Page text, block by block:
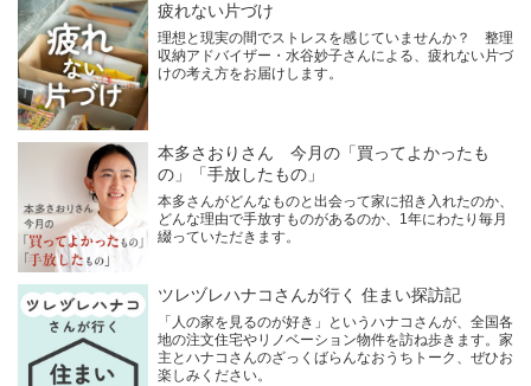
疲れない片づけ
理想と現実の間でストレスを感じていませんか？ 整理
収納アドバイザー・水谷妙子さんによる、疲れない片づ
けの考え方をお届けします。
本多さおりさん 今月の「買ってよかったも
の」「手放したもの」
本多さんがどんなものと出会って家に招き入れたのか、
どんな理由で手放すものがあるのか、1年にわたり毎月
綴っていただきます。
ツレヅレハナコさんが行く 住まい探訪記
「人の家を見るのが好き」というハナコさんが、全国各
地の注文住宅やリノベーション物件を訪ね歩きます。家
主とハナコさんのざっくばらんなおうちトーク、ぜひお
楽しみください。